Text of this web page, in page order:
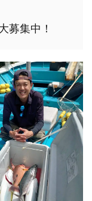
募集中！